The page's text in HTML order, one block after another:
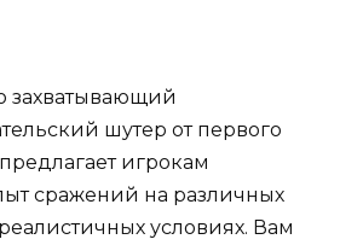
захватывающий
шутер от первого
игрокам
сражений на различных
условиях. Вам